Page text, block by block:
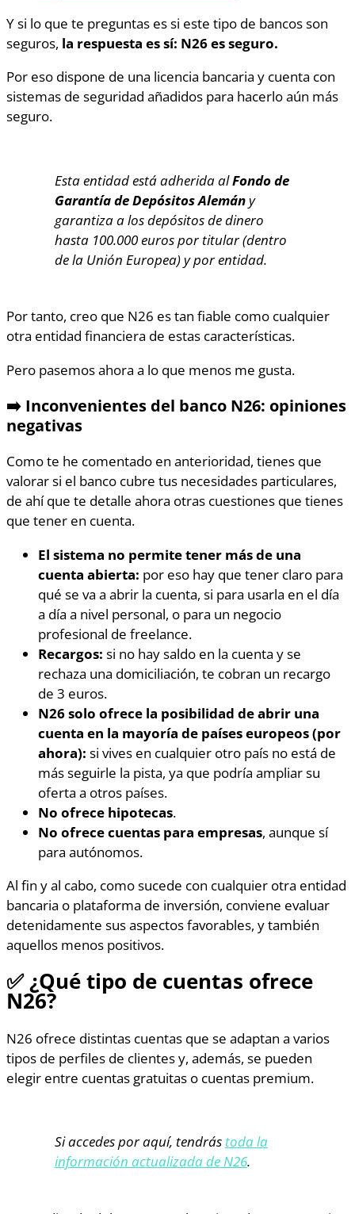
Y si lo que te preguntas es si este tipo de bancos son
seguros, la respuesta es sí: N26 es seguro.
Por eso dispone de una licencia bancaria y cuenta con
sistemas de seguridad añadidos para hacerlo aún más
seguro.
Esta entidad está adherida alFondo de
Garantía de Depósitos Alemány
garantiza a los depósitos de dinero
hasta 100.000 euros por titular (dentro
de la Unión Europea) y por entidad.
Por tanto, creo que N26 es tan fiable como cualquier
otra entidad financiera de estas características.
Pero pasemos ahora a lo que menos me gusta.
➡️ Inconvenientes del banco N26: opiniones
negativas
Como te he comentado en anterioridad, tienes que
valorar si el banco cubre tus necesidades particulares,
de ahí que te detalle ahora otras cuestiones que tienes
que tener en cuenta.
El sistema no permite tener más de una
cuenta abierta: por eso hay que tener claro para
qué se va a abrir la cuenta, si para usarla en el día
a día a nivel personal, o para un negocio
profesional de freelance.
Recargos: si no hay saldo en la cuenta y se
rechaza una domiciliación, te cobran un recargo
de 3 euros.
N26solo ofrece la posibilidad de abrir una
cuenta en la mayoría de países europeos (por
ahora): si vives en cualquier otro país no está de
más seguirle la pista, ya que podría ampliar su
oferta a otros países.
No ofrece hipotecas.
No ofrece cuentas para empresas, aunque sí
para autónomos.
Al fin y al cabo, como sucede con cualquier otra entidad
bancaria o plataforma de inversión, conviene evaluar
detenidamente sus aspectos favorables, y también
aquellos menos positivos.
✅ ¿Qué tipo de cuentas ofrece
N26?
N26 ofrece distintas cuentas que se adaptan a varios
tipos de perfiles de clientes y, además, se pueden
elegir entre cuentas gratuitas o cuentas premium.
Si accedes por aquí, tendrás toda la
información actualizada de N26.